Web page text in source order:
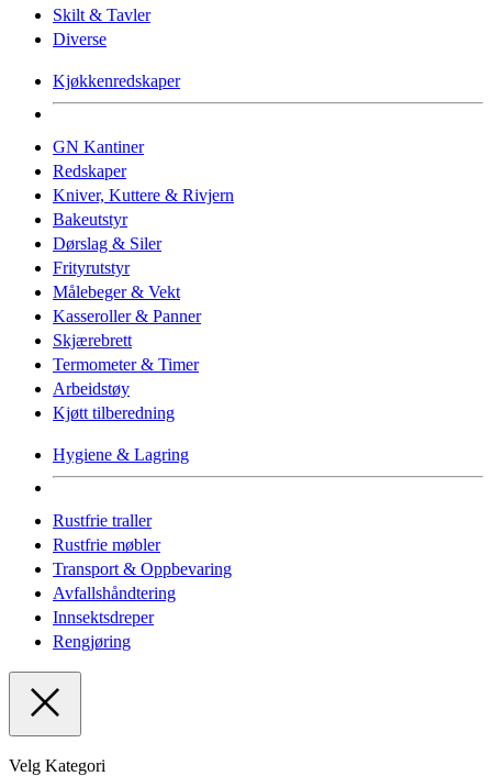
Skilt & Tavler
Diverse
Kjøkkenredskaper
GN Kantiner
Redskaper
Kniver, Kuttere & Rivjern
Bakeutstyr
Dørslag & Siler
Frityrutstyr
Målebeger & Vekt
Kasseroller & Panner
Skjærebrett
Termometer & Timer
Arbeidstøy
Kjøtt tilberedning
Hygiene & Lagring
Rustfrie traller
Rustfrie møbler
Transport & Oppbevaring
Avfallshåndtering
Innsektsdreper
Rengjøring
Velg Kategori